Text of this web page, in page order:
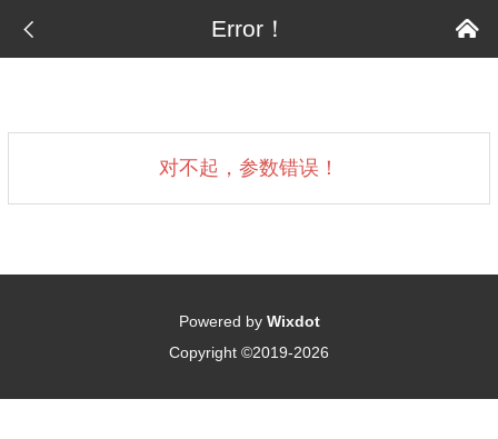
 
Error！
对不起，参数错误！
Powered by Wixdot
Copyright ©2019-2026